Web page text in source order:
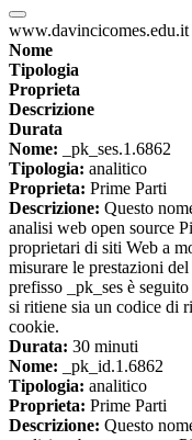
www.davincicomes.edu.it
Nome
Tipologia
Proprieta
Descrizione
Durata
Nome: _pk_ses.1.6862
Tipologia: analitico
Proprieta: Prime Parti
Descrizione: Questo
analisi web open source
proprietari di siti Web a
misurare le prestazioni
prefisso _pk_ses è
si ritiene sia un codice di
cookie.
Durata: 30 minuti
Nome: _pk_id.1.6862
Tipologia: analitico
Proprieta: Prime Parti
Descrizione: Questo